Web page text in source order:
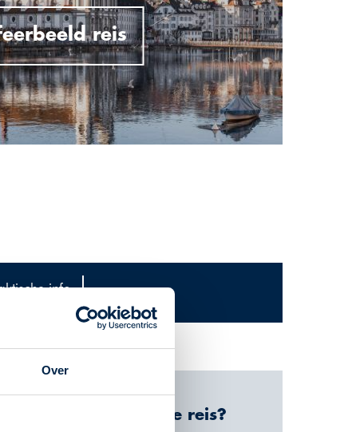
Over
reis
info
Waarom deze reis?